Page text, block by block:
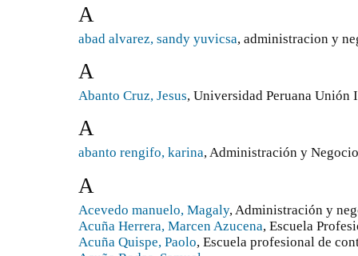
A
abad alvarez, sandy yuvicsa, administracion y
A
Abanto Cruz, Jesus, Universidad Peruana Unión
A
abanto rengifo, karina, Administración y
A
Acevedo manuelo, Magaly, Administración y
Acuña Herrera, Marcen Azucena, Escuela
Acuña Quispe, Paolo, Escuela profesional de